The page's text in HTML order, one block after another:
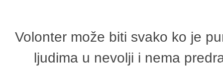
Volonter može biti svako ko je
ljudima u nevolji i nema